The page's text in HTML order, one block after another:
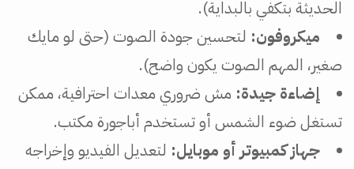
الحديثة بتكفي بالبداية).
ميكروفون: لتحسين جودة الصوت (حتى لو مايك
صغير، المهم الصوت يكون واضح).
إضاءة جيدة: مش ضروري معدات احترافية، ممكن
تستغل ضوء الشمس أو تستخدم أباجورة مكتب.
جهاز كمبيوتر أو موبايل: لتعديل الفيديو وإخراجه